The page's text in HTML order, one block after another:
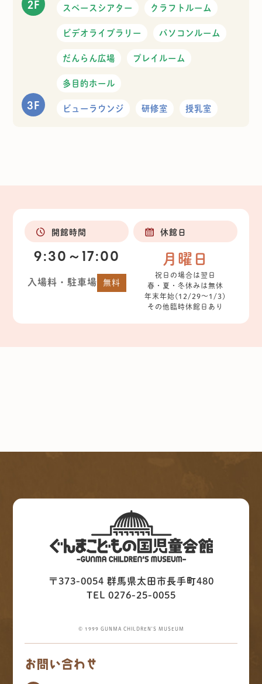
2F スペースシアター クラフトルーム
ビデオライブラリー パソコンルーム
だんらん広場 プレイルーム
多目的ホール
3F ビューラウンジ 研修室 授乳室
開館時間
9:30～17:00
入場料・駐車場 無料
休館日
月曜日
祝日の場合は翌日
春・夏・冬休みは無休
年末年始(12/29～1/3)
その他臨時休館日あり
〒373-0054 群馬県太田市長手町480
TEL 0276-25-0055
© 1999 GUNMA CHILDREN'S MUSEUM
お問い合わせ